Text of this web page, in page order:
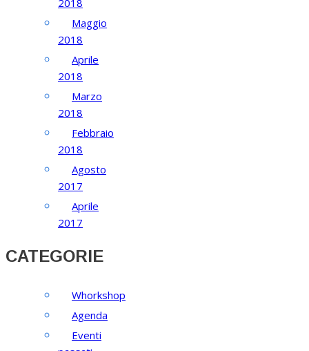
2018
Maggio
2018
Aprile
2018
Marzo
2018
Febbraio
2018
Agosto
2017
Aprile
2017
CATEGORIE
Whorkshop
Agenda
Eventi